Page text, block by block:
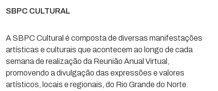
SBPC CULTURAL
A SBPC Cultural é composta de diversas manifestações
artísticas e culturais que acontecem ao longo de cada
semana de realização da Reunião Anual Virtual,
promovendo a divulgação das expressões e valores
artísticos, locais e regionais, do Rio Grande do Norte.